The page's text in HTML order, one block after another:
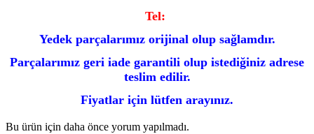
Tel:
Yedek parçalarımız orijinal olup sağlamdır.
Parçalarımız geri iade garantili olup istediğiniz adrese
teslim edilir.
Fiyatlar için lütfen arayınız.
Bu ürün için daha önce yorum yapılmadı.